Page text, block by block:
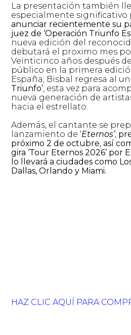
La presentación también
especialmente significativo
anunciar recientemente su
juez de ‘Operación Triunfo
nueva edición del
debutará el proximo mes
Veinticinco años después
público en la primera
España, Bisbal regresa al
Triunfo’ , esta vez para
nueva generación de
hacia el estrellato.
Además, el cantante se
lanzamiento de ‘Eternos’,
próximo 2 de octubre, así
gira ‘Tour Eternos 2026’ por
lo llevará a ciudades como
Dallas, Orlando y Miami.
HAZ CLIC AQUÍ PARA